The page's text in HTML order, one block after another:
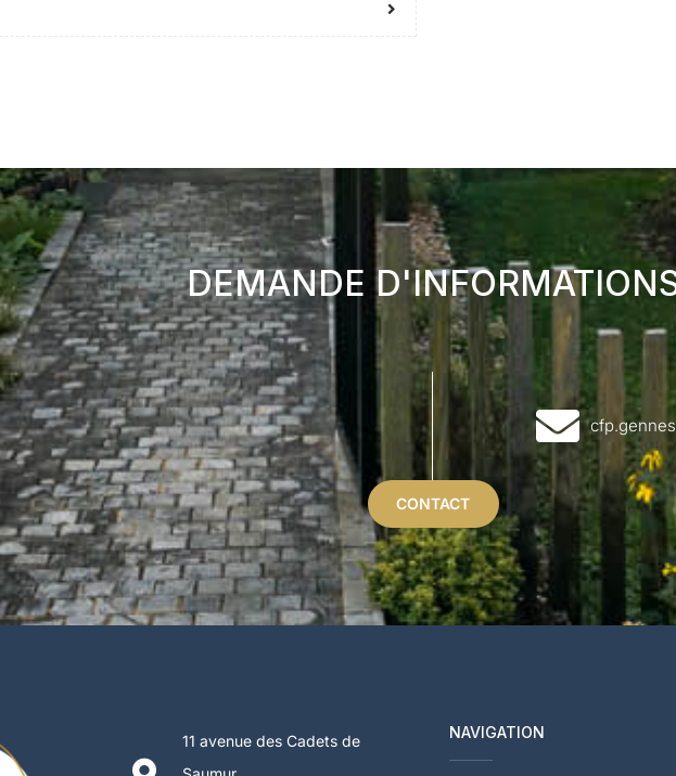
DEMANDE
CONTACT
11 avenue des Cadets de
NAVIGATION